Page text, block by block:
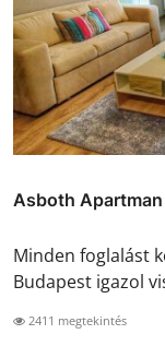
Asboth
Minden foglalást
Budapest igazol
2411 megtekintés